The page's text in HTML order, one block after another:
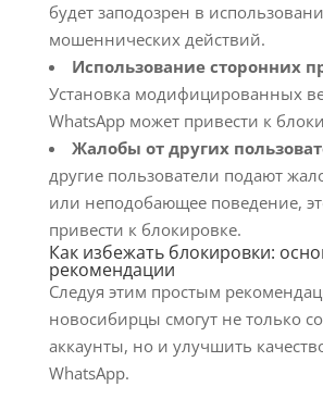
будет заподозрен в
мошеннических действий.
Использование сторонних
Установка модифицированных
WhatsApp может привести к
Жалобы от других
другие пользователи подают
или неподобающее поведение,
привести к блокировке.
Как избежать блокировки:
рекомендации
Следуя этим простым
новосибирцы смогут не только
аккаунты, но и улучшить
WhatsApp.